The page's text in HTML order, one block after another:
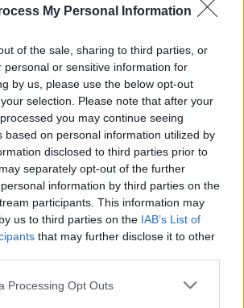
My Personal Information
of the sale, sharing to third parties, or
personal or sensitive information for
by us, please use the below opt-out
selection. Please note that after your
you may continue seeing
based on personal information utilized by
disclosed to third parties prior to
separately opt-out of the further
information by third parties on the
participants. This information may
us to third parties on the IAB’s List of
that may further disclose it to other
Processing Opt Outs
2023-10-12 11:38
Europą: kaip neparsivežti
kelionės (2)